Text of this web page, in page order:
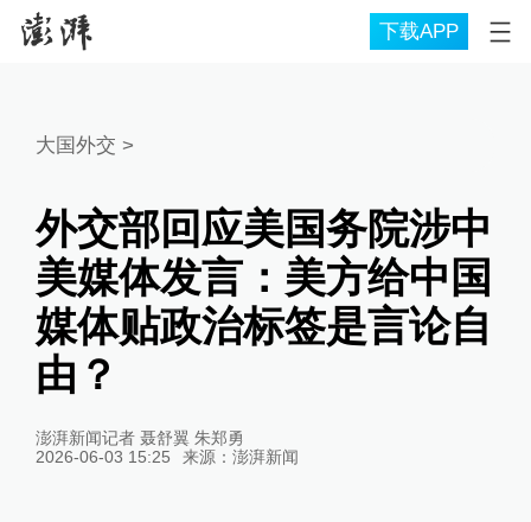
下载APP
大国外交 >
外交部回应美国务院涉中
美媒体发言：美方给中国
媒体贴政治标签是言论自
由？
澎湃新闻记者 聂舒翼 朱郑勇
2026-06-03 15:25
来源： 澎湃新闻